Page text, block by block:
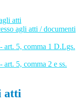
atti
agli atti / documenti
art. 5, comma 1 D.Lgs.
5, comma 2 e ss.
atti